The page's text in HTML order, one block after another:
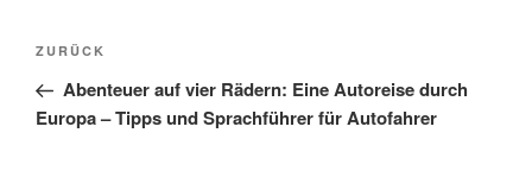
Beitragsnavigation
Vorheriger
Beitrag
ZURÜCK
Abenteuer auf vier Rädern: Eine Autoreise durch
Europa – Tipps und Sprachführer für Autofahrer